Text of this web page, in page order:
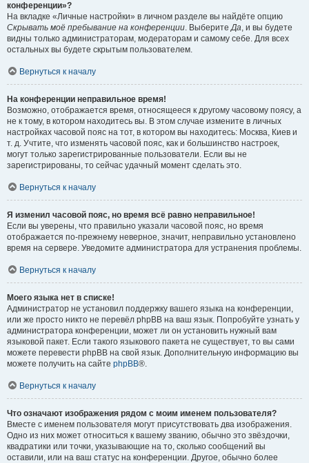
конференции»?
На вкладке «Личные настройки» в личном разделе вы найдёте опцию
Скрывать моё пребывание на конференции. ВыберитеДа, и вы будете
видны только администраторам, модераторам и самому себе. Для всех
остальных вы будете скрытым пользователем.
Вернуться к началу
На конференции неправильное время!
Возможно, отображается время, относящееся к другому часовому поясу, а
не к тому, в котором находитесь вы. В этом случае измените в личных
настройках часовой пояс на тот, в котором вы находитесь: Москва, Киев и
т. д. Учтите, что изменять часовой пояс, как и большинство настроек,
могут только зарегистрированные пользователи. Если вы не
зарегистрированы, то сейчас удачный момент сделать это.
Вернуться к началу
Я изменил часовой пояс, но время всё равно неправильное!
Если вы уверены, что правильно указали часовой пояс, но время
отображается по-прежнему неверное, значит, неправильно установлено
время на сервере. Уведомите администратора для устранения проблемы.
Вернуться к началу
Моего языка нет в списке!
Администратор не установил поддержку вашего языка на конференции,
или же просто никто не перевёл phpBB на ваш язык. Попробуйте узнать у
администратора конференции, может ли он установить нужный вам
языковой пакет. Если такого языкового пакета не существует, то вы сами
можете перевести phpBB на свой язык. Дополнительную информацию вы
можете получить на сайте phpBB®.
Вернуться к началу
Что означают изображения рядом с моим именем пользователя?
Вместе с именем пользователя могут присутствовать два изображения.
Одно из них может относиться к вашему званию, обычно это звёздочки,
квадратики или точки, указывающие на то, сколько сообщений вы
оставили, или на ваш статус на конференции. Другое, обычно более